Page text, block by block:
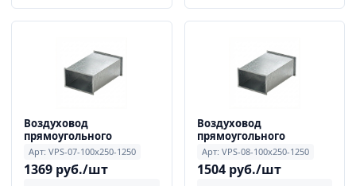
Воздуховод
прямоугольного
сечения 0.7 мм 100x250
мм, длиной 1250 мм
Арт: VPS-07-100x250-1250
1369 руб./шт
Воздуховод
прямоугольного
сечения 0.8 мм 100x250
мм, длиной 1250 мм
Арт: VPS-08-100x250-1250
1504 руб./шт